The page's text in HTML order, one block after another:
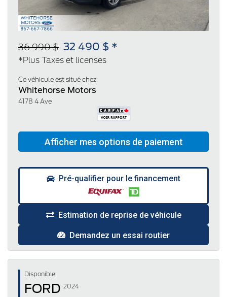
36 990 $ 32 490 $ *
*Plus Taxes et licenses
Ce véhicule est situé chez:
Whitehorse Motors
4178 4 Ave
Pré-qualifier pour le financement
Estimation de reprise de véhicule
Demandez un essai routier
Disponible
FORD 2024